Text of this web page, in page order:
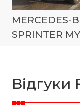
MERCEDES-
SPRINTER
Відгуки